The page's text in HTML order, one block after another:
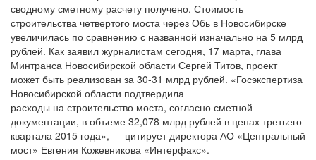
сводному сметному расчету получено. Стоимость
строительства четвертого моста через Обь в Новосибирске
увеличилась по сравнению с названной изначально на 5 млрд
рублей. Как заявил журналистам сегодня, 17 марта, глава
Минтранса Новосибирской области Сергей Титов, проект
может быть реализован за 30-31 млрд рублей. «Госэкспертиза
Новосибирской области подтвердила
расходы на строительство моста, согласно сметной
документации, в объеме 32,078 млрд рублей в ценах третьего
квартала 2015 года», — цитирует директора АО «Центральный
мост» Евгения Кожевникова «Интерфакс».